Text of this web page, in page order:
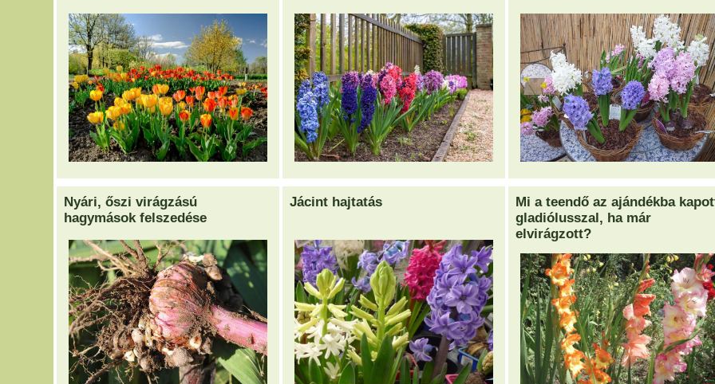
Nyári, őszi virágzású
hagymások felszedése
Jácint hajtatás
Mi a teendő az ajándékba
gladiólusszal, ha már
elvirágzott?